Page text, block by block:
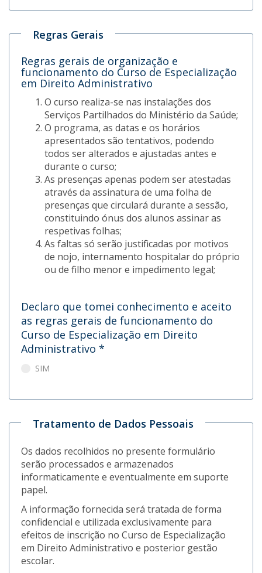
Regras Gerais
Regras gerais de organização e
funcionamento do Curso de Especialização
em Direito Administrativo
O curso realiza-se nas instalações dos
Serviços Partilhados do Ministério da Saúde;
O programa, as datas e os horários
apresentados são tentativos, podendo
todos ser alterados e ajustadas antes e
durante o curso;
As presenças apenas podem ser atestadas
através da assinatura de uma folha de
presenças que circulará durante a sessão,
constituindo ónus dos alunos assinar as
respetivas folhas;
As faltas só serão justificadas por motivos
de nojo, internamento hospitalar do próprio
ou de filho menor e impedimento legal;
Declaro que tomei conhecimento e aceito
as regras gerais de funcionamento do
Curso de Especialização em Direito
Administrativo *
SIM
Tratamento de Dados Pessoais
Os dados recolhidos no presente formulário
serão processados e armazenados
informaticamente e eventualmente em suporte
papel.
A informação fornecida será tratada de forma
confidencial e utilizada exclusivamente para
efeitos de inscrição no Curso de Especialização
em Direito Administrativo e posterior gestão
escolar.